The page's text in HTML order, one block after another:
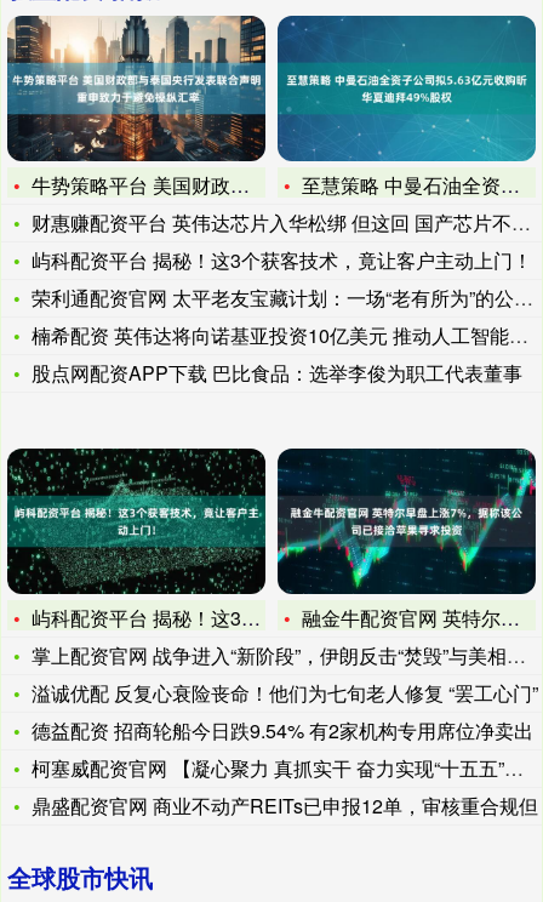
牛势策略平台 美国财政部与泰国央行发表联合声明 重申致力于避
至慧策略 中曼石油全资子公司拟5.63亿元收购昕华夏迪拜49
财惠赚配资平台 英伟达芯片入华松绑 但这回 国产芯片不怕了
屿科配资平台 揭秘！这3个获客技术，竟让客户主动上门！
荣利通配资官网 太平老友宝藏计划：一场“老有所为”的公益实践
楠希配资 英伟达将向诺基亚投资10亿美元 推动人工智能网络发
股点网配资APP下载 巴比食品：选举李俊为职工代表董事
屿科配资平台 揭秘！这3个获客技术，竟让客户主动上门！
融金牛配资官网 英特尔早盘上涨7%，据称该公司已接洽苹果寻求
掌上配资官网 战争进入“新阶段”，伊朗反击“焚毁”与美相关石
溢诚优配 反复心衰险丧命！他们为七旬老人修复 “罢工心门”
德益配资 招商轮船今日跌9.54% 有2家机构专用席位净卖出
柯塞威配资官网 【凝心聚力 真抓实干 奋力实现“十五五”良好
鼎盛配资官网 商业不动产REITs已申报12单，审核重合规但
全球股市快讯